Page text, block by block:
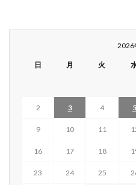
2026
日 月 火
2 3 4 5
9 10 11
16 17 18
23 24 25